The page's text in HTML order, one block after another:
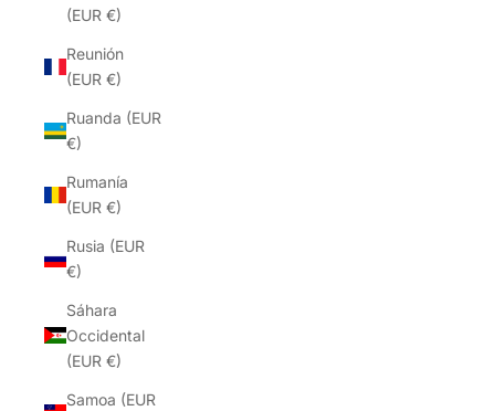
(EUR €)
Reunión
(EUR €)
Ruanda (EUR
€)
Rumanía
(EUR €)
Rusia (EUR
€)
Sáhara
Occidental
(EUR €)
Samoa (EUR